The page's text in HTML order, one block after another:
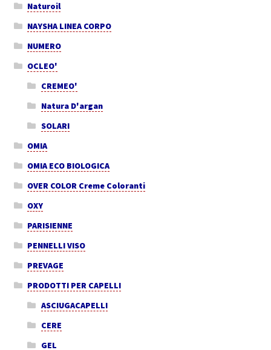
Naturoil
NAYSHA LINEA CORPO
NUMERO
OCLEO'
CREMEO'
Natura D'argan
SOLARI
OMIA
OMIA ECO BIOLOGICA
OVER COLOR Creme Coloranti
OXY
PARISIENNE
PENNELLI VISO
PREVAGE
PRODOTTI PER CAPELLI
ASCIUGACAPELLI
CERE
GEL